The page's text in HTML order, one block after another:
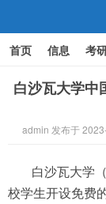
首页 信息 考
文化 家庭教育
白沙瓦大学中
admin 发布于
白沙瓦大学
校学生开设免费